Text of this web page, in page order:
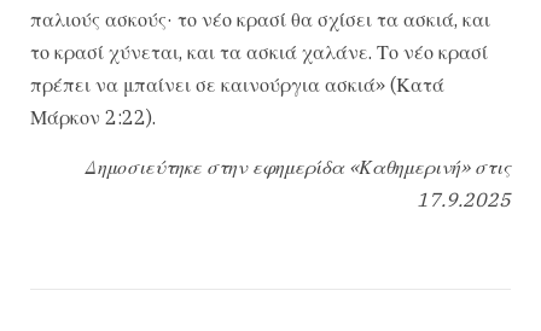
παλιούς ασκούς· το νέο κρασί θα σχίσει τα ασκιά, και
το κρασί χύνεται, και τα ασκιά χαλάνε. Το νέο κρασί
πρέπει να μπαίνει σε καινούργια ασκιά» (Κατά
Μάρκον 2:22).
Δημοσιεύτηκε στην εφημερίδα «Καθημερινή» στις
17.9.2025